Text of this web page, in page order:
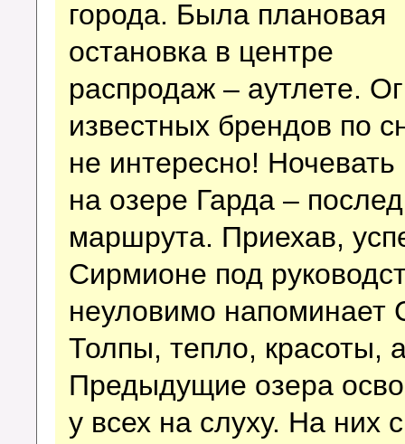
города. Была плановая
остановка в центре
распродаж – аутлете.
известных брендов по
не интересно!
на озере Гарда –
маршрута. Приехав,
Сирмионе под
неуловимо напоминает
Толпы, тепло, красоты,
Предыдущие озера
у всех на слуху. На них